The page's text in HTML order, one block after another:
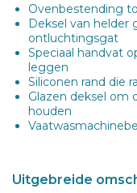
Ovenbestending
Deksel van helder
ontluchtingsgat
Speciaal handvat
leggen
Siliconen rand die
Glazen deksel om
houden
Uitgebreide